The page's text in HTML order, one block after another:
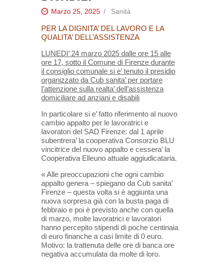
Marzo 25, 2025 Sanità
PER LA DIGNITA’ DEL LAVORO E LA
QUALITA’ DELL’ASSISTENZA
LUNEDI’ 24 marzo 2025 dalle ore 15 alle
ore 17, sotto il Comune di Firenze durante
il consiglio comunale si e’ tenuto il presidio
organizzato da Cub sanita’ per portare
l’attenzione sulla realta’ dell’assistenza
domiciliare ad anziani e disabili
In particolare si e’ fatto riferimento al nuovo
cambio appalto per le lavoratrici e
lavoratori del SAD Firenze: dal 1 aprile
subentrera’ la cooperativa Consorzio BLU
vincitrice del nuovo appalto e cessera’ la
Cooperativa Elleuno attuale aggiudicataria.
« Alle preoccupazioni che ogni cambio
appalto genera – spiegano da Cub sanita’
Firenze – questa volta si è aggiunta una
nuova sorpresa già con la busta paga di
febbraio e poi è previsto anche con quella
di marzo, molte lavoratrici e lavoratori
hanno percepito stipendi di poche centinaia
di euro finanche a casi limite di 0 euro.
Motivo: la trattenuta delle ore di banca ore
negativa accumulata da molte di loro.